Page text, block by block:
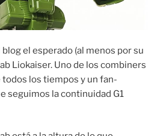
el esperado (al menos por su
Liokaiser. Uno de los combiners
los tiempos y un fan-
seguimos la continuidad G1